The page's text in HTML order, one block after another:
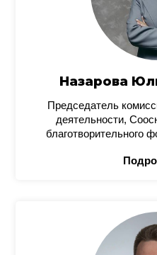
Назарова
Председатель
деятельности,
благотворительного